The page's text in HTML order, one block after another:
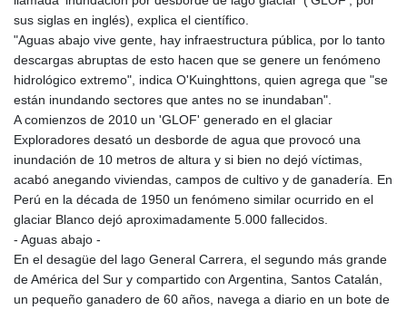
sus siglas en inglés), explica el científico.
"Aguas abajo vive gente, hay infraestructura pública, por lo tanto
descargas abruptas de esto hacen que se genere un fenómeno
hidrológico extremo", indica O'Kuinghttons, quien agrega que "se
están inundando sectores que antes no se inundaban".
A comienzos de 2010 un 'GLOF' generado en el glaciar
Exploradores desató un desborde de agua que provocó una
inundación de 10 metros de altura y si bien no dejó víctimas,
acabó anegando viviendas, campos de cultivo y de ganadería. En
Perú en la década de 1950 un fenómeno similar ocurrido en el
glaciar Blanco dejó aproximadamente 5.000 fallecidos.
- Aguas abajo -
En el desagüe del lago General Carrera, el segundo más grande
de América del Sur y compartido con Argentina, Santos Catalán,
un pequeño ganadero de 60 años, navega a diario en un bote de